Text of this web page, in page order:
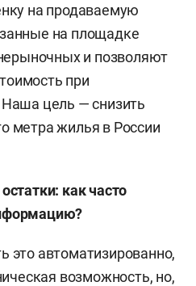
на продаваемую
на площадке
и позволяют
при
цель — снизить
метра жилья в России
как часто
это автоматизированно,
возможность, но,